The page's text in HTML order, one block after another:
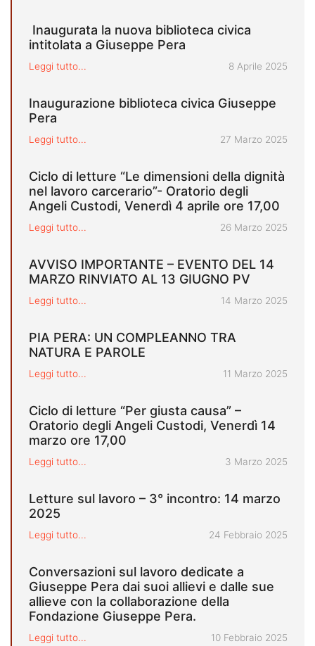
Inaugurata la nuova biblioteca civica
intitolata a Giuseppe Pera
Leggi tutto... Pubblicato il
8 Aprile 2025
Inaugurazione biblioteca civica Giuseppe
Pera
Leggi tutto... Pubblicato il
27 Marzo 2025
Ciclo di letture “Le dimensioni della dignità
nel lavoro carcerario”- Oratorio degli
Angeli Custodi, Venerdì 4 aprile ore 17,00
Leggi tutto... Pubblicato il
26 Marzo 2025
AVVISO IMPORTANTE – EVENTO DEL 14
MARZO RINVIATO AL 13 GIUGNO PV
Leggi tutto... Pubblicato il
14 Marzo 2025
PIA PERA: UN COMPLEANNO TRA
NATURA E PAROLE
Leggi tutto... Pubblicato il
11 Marzo 2025
Ciclo di letture “Per giusta causa” –
Oratorio degli Angeli Custodi, Venerdì 14
marzo ore 17,00
Leggi tutto... Pubblicato il
3 Marzo 2025
Letture sul lavoro – 3° incontro: 14 marzo
2025
Leggi tutto... Pubblicato il
24 Febbraio 2025
Conversazioni sul lavoro dedicate a
Giuseppe Pera dai suoi allievi e dalle sue
allieve con la collaborazione della
Fondazione Giuseppe Pera.
Leggi tutto... Pubblicato il
10 Febbraio 2025